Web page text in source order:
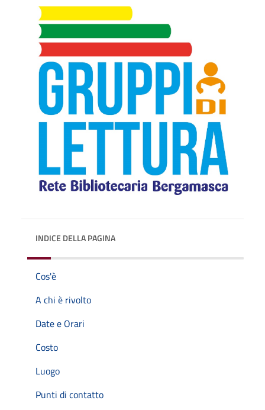
INDICE DELLA PAGINA
Cos'è
A chi è rivolto
Date e Orari
Costo
Luogo
Punti di contatto